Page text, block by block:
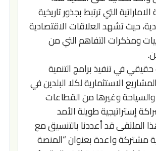
التي ترتبط بجذور تاريخية
حيث تشهد العلاقات الاقتصادية
ومذكرات التفاهم التي من
في تنفيذ برامج التنمية
الاستثمارية لكلا البلدين في
والسياحة وغيرها من القطاعات
إستراتيجية طويلة الأمد
الملتقى قد أعددنا بالتنسيق مع
مشتركة واعدة بعنوان “المنصة